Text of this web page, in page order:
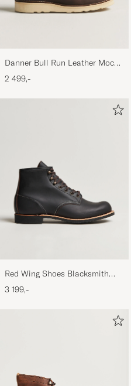
Danner Bull Run Leather Moc
Toe Boot Brown
2 499,-
Red Wing Shoes Blacksmith
Boot Black Prairie
3 199,-